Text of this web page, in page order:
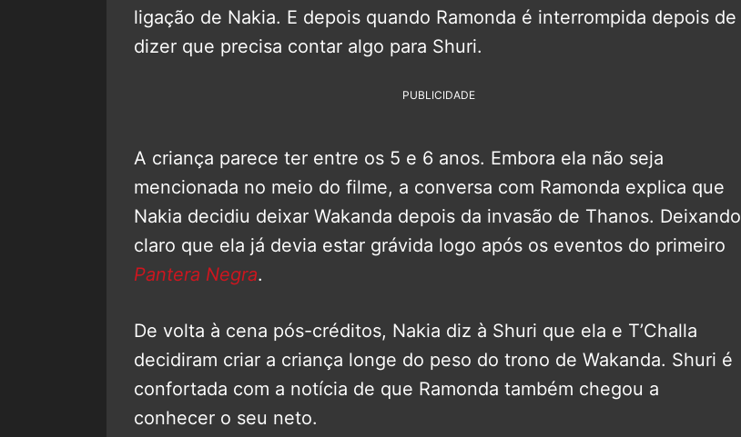
ligação de Nakia. E depois quando Ramonda é interrompida depois de
dizer que precisa contar algo para Shuri.
PUBLICIDADE
A criança parece ter entre os 5 e 6 anos. Embora ela não seja
mencionada no meio do filme, a conversa com Ramonda explica que
Nakia decidiu deixar Wakanda depois da invasão de Thanos. Deixando
claro que ela já devia estar grávida logo após os eventos do primeiro
Pantera Negra.
De volta à cena pós-créditos, Nakia diz à Shuri que ela e T’Challa
decidiram criar a criança longe do peso do trono de Wakanda. Shuri é
confortada com a notícia de que Ramonda também chegou a
conhecer o seu neto.